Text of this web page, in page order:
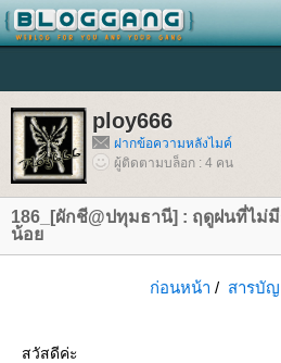
ploy666
ฝากข้อความหลังไมค์
ผู้ติดตามบล็อก : 4 คน
186_[ผักชี@ปทุมธานี] : ฤดูฝนที่ไม่
น้อ
ก่อนหน้า / สารบัญ
สวัสดีค่ะ